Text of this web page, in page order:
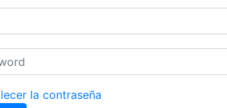
la contraseña